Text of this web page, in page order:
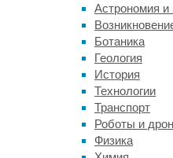
Астрономия и
Ботаника
Геология
История
Технологии
Транспорт
Роботы и
Физика
2,979.179
человек.
Большинство
исследований
было
проведено
регионе
Западной